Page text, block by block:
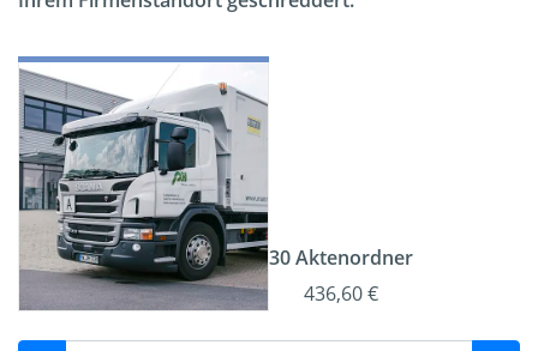
30 Aktenordner
436,60 €